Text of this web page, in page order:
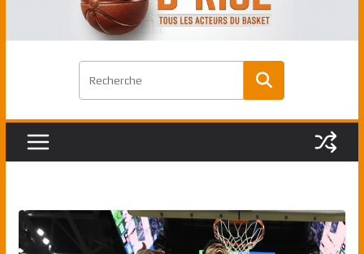
Freek élu MVP
Shai Gilgeous-Alexander : son premier
match à plus de 40 points en NBA, le
Pau Gasol dans l’histoire en 2002 :
premier européen sacré Rookie de
Rudy Gobert, deuxième Français élu